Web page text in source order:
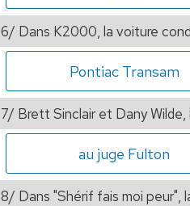
6/ Dans K2000, la voiture
Pontiac Transam
7/ Brett Sinclair et Dany
au juge Fulton
8/ Dans "Shérif fais moi peur",